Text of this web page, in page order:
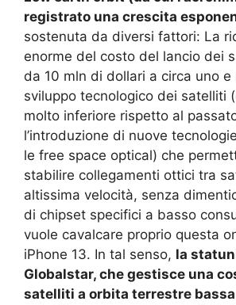
registrato una crescita
sostenuta da diversi fattori: La
enorme del costo del lancio dei
da 10 mln di dollari a circa uno e
sviluppo tecnologico dei satelliti
molto inferiore rispetto al
l’introduzione di nuove
le free space optical) che
stabilire collegamenti ottici tra
altissima velocità, senza
di chipset specifici a basso
vuole cavalcare proprio questa
iPhone 13. In tal senso, la
Globalstar, che gestisce una
satelliti a orbita terrestre